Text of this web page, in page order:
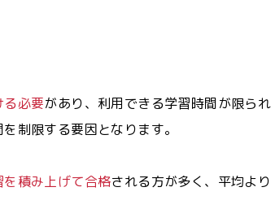
必要があり、利用できる学習時間が限られ
制限する要因となります。
積み上げて合格される方が多く、平均より